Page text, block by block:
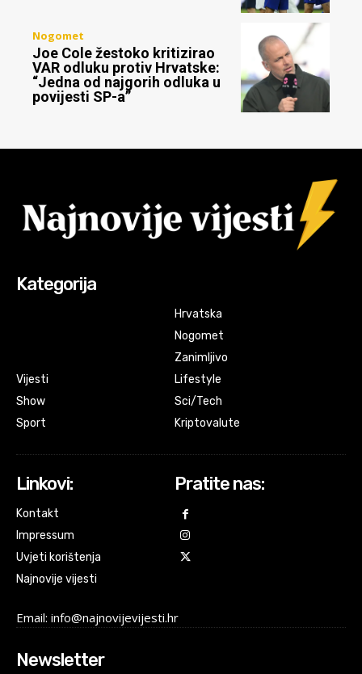
Nogomet
Joe Cole žestoko kritizirao
VAR odluku protiv Hrvatske:
“Jedna od najgorih odluka u
povijesti SP-a”
Kategorija
Vijesti
Show
Sport
Hrvatska
Nogomet
Zanimljivo
Lifestyle
Sci/Tech
Kriptovalute
Linkovi:
Kontakt
Impressum
Uvjeti korištenja
Najnovije vijesti
Pratite nas:
Email: info@najnovijevijesti.hr
Newsletter